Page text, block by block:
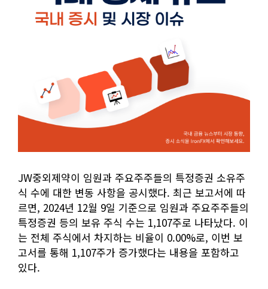
JW중외제약이 임원과 주요주주들의 특정증권 소유주
식 수에 대한 변동 사항을 공시했다. 최근 보고서에 따
르면, 2024년 12월 9일 기준으로 임원과 주요주주들의
특정증권 등의 보유 주식 수는 1,107주로 나타났다. 이
는 전체 주식에서 차지하는 비율이 0.00%로, 이번 보
고서를 통해 1,107주가 증가했다는 내용을 포함하고
있다.